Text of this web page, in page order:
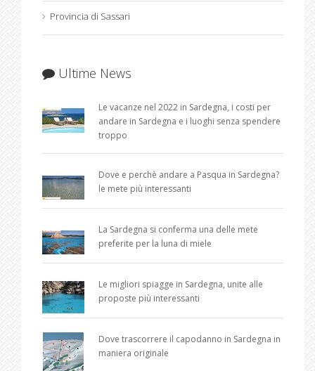
Provincia di Sassari
Ultime News
Le vacanze nel 2022 in Sardegna, i costi per
andare in Sardegna e i luoghi senza spendere
troppo
Dove e perchè andare a Pasqua in Sardegna?
le mete più interessanti
La Sardegna si conferma una delle mete
preferite per la luna di miele
Le migliori spiagge in Sardegna, unite alle
proposte più interessanti
Dove trascorrere il capodanno in Sardegna in
maniera originale